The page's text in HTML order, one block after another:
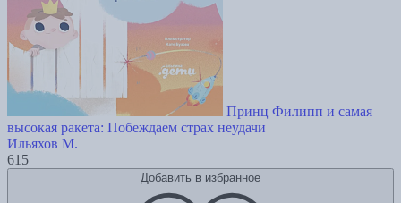
Принц Филипп и самая
высокая ракета: Побеждаем страх неудачи
Ильяхов М.
615
Добавить в избранное